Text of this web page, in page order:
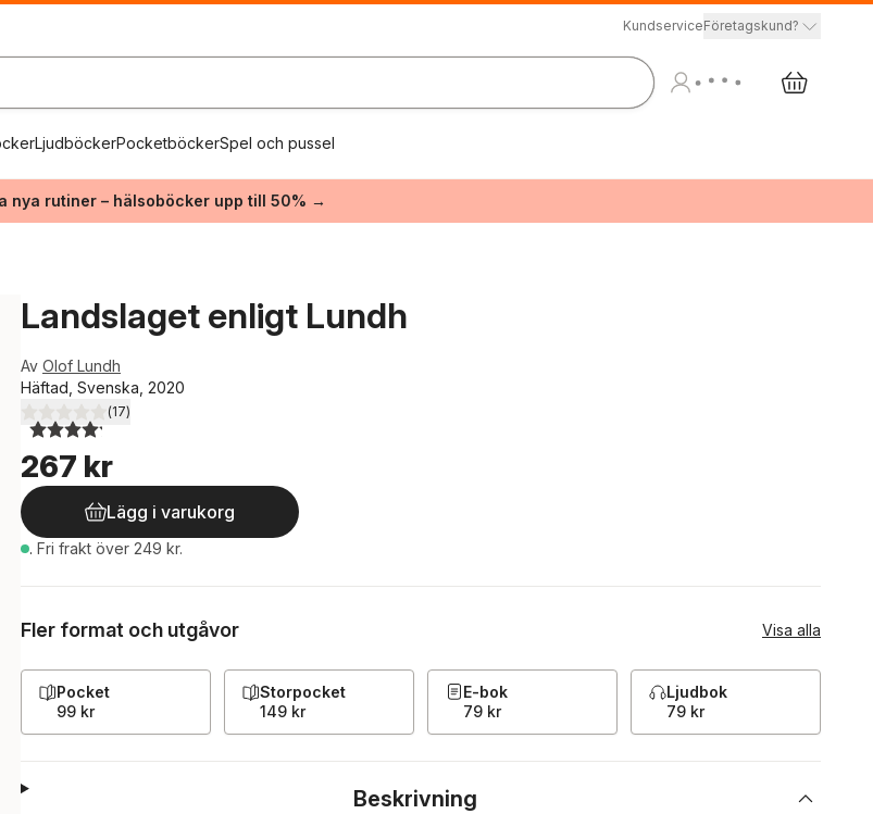
KundserviceFöretagskund?
LjudböckerPocketböckerSpel och pussel
nya rutiner – hälsoböcker upp till 50% →
Landslaget enligt Lundh
Av Olof Lundh
Häftad, Svenska, 2020
4,2utav 5 stjärnor. Totalt antal röster:
(17)
267 kr
Lägg i varukorg
. Fri frakt över 249 kr.
Fler format och utgåvor Visa alla
Pocket
99 kr
Storpocket
149 kr
E-bok
79 kr
Ljudbok
79 kr
Beskrivning